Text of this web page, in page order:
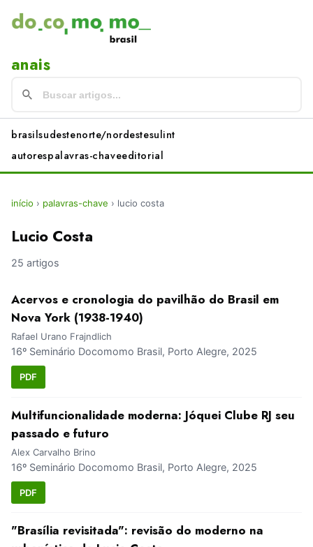
anais
brasilsudestenorte/nordestesulint
autorespalavras-chaveeditorial
início › palavras-chave › lucio costa
Lucio Costa
25 artigos
Acervos e cronologia do pavilhão do Brasil em
Nova York (1938-1940)
Rafael Urano Frajndlich
16º Seminário Docomomo Brasil, Porto Alegre, 2025
PDF
Multifuncionalidade moderna: Jóquei Clube RJ seu
passado e futuro
Alex Carvalho Brino
16º Seminário Docomomo Brasil, Porto Alegre, 2025
PDF
"Brasília revisitada": revisão do moderno na